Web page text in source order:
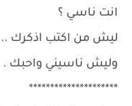
انت ناسي ؟
ليش من اكتب اذكرك ..
وليش ناسيني واحبك .
*********************